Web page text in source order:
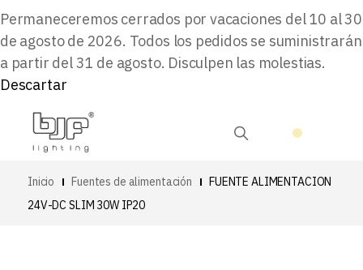
Permaneceremos cerrados por vacaciones del 10 al 30
de agosto de 2026. Todos los pedidos se suministrarán
a partir del 31 de agosto. Disculpen las molestias.
Descartar
Inicio Fuentes de alimentación
FUENTE ALIMENTACION
24V-DC SLIM 30W IP20